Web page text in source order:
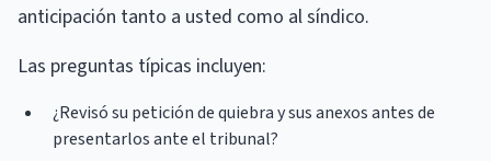
anticipación tanto a usted como al síndico.
Las preguntas típicas incluyen:
¿Revisó su petición de quiebra y sus anexos antes de
presentarlos ante el tribunal?